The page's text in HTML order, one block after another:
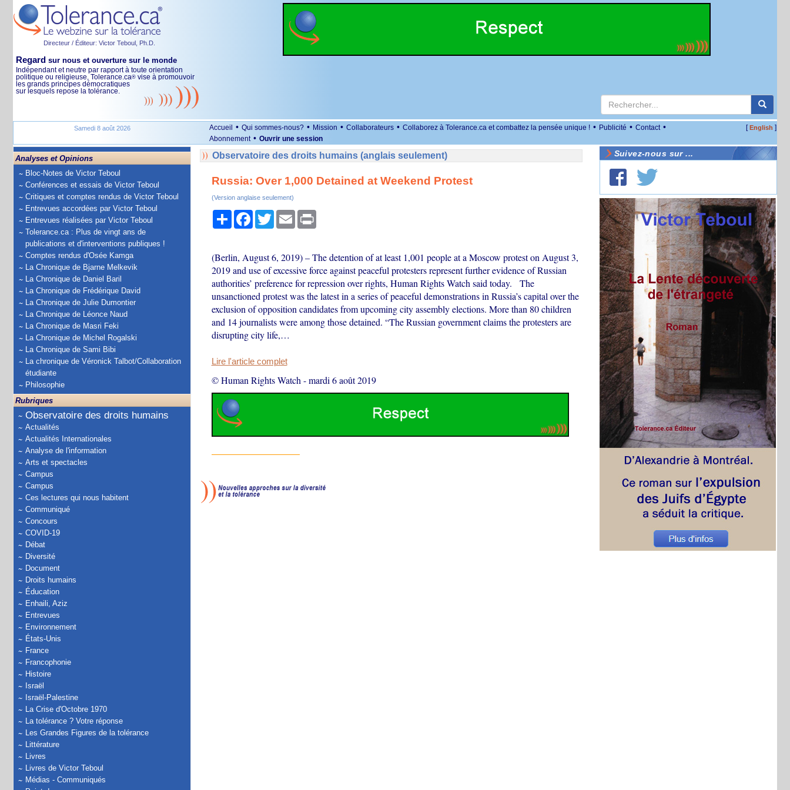
Directeur / Éditeur: Victor Teboul, Ph.D.
Regard sur nous et ouverture sur le monde
Indépendant et neutre par rapport à toute orientation
politique ou religieuse, Tolerance.ca® vise à promouvoir
les grands principes démocratiques
sur lesquels repose la tolérance.
Samedi 8 août 2026 Accueil • Qui sommes-nous? • Mission • Collaborateurs • Collaborez à Tolerance.ca et combattez la pensée unique ! • Publicité • Contact •
Abonnement • Ouvrir une session
[English ]
Analyses et Opinions
Bloc-Notes de Victor Teboul
Conférences et essais de Victor Teboul
Critiques et comptes rendus de Victor Teboul
Entrevues accordées par Victor Teboul
Entrevues réalisées par Victor Teboul
Tolerance.ca : Plus de vingt ans de
publications et d'interventions publiques !
Comptes rendus d'Osée Kamga
La Chronique de Bjarne Melkevik
La Chronique de Daniel Baril
La Chronique de Frédérique David
La Chronique de Julie Dumontier
La Chronique de Léonce Naud
La Chronique de Masri Feki
La Chronique de Michel Rogalski
La Chronique de Sami Bibi
La chronique de Véronick Talbot/Collaboration
étudiante
Philosophie
Rubriques
Observatoire des droits humains
Actualités
Actualités Internationales
Analyse de l'information
Arts et spectacles
Campus
Campus
Ces lectures qui nous habitent
Communiqué
Concours
COVID-19
Débat
Diversité
Document
Droits humains
Éducation
Enhaili, Aziz
Entrevues
Environnement
États-Unis
France
Francophonie
Histoire
Israël
Israël-Palestine
La Crise d'Octobre 1970
La tolérance ? Votre réponse
Les Grandes Figures de la tolérance
Littérature
Livres
Livres de Victor Teboul
Médias - Communiqués
Observatoire des droits humains (anglais seulement)
Russia: Over 1,000 Detained at Weekend Protest
(Version anglaise seulement)
PartagerFacebook
TwitterEmail Print
(Berlin, August 6, 2019) – The detention of at least 1,001 people at a Moscow protest on August 3,
2019 and use of excessive force against peaceful protesters represent further evidence of Russian
authorities’ preference for repression over rights, Human Rights Watch said today. The
unsanctioned protest was the latest in a series of peaceful demonstrations in Russia’s capital over the
exclusion of opposition candidates from upcoming city assembly elections. More than 80 children
and 14 journalists were among those detained. “The Russian government claims the protesters are
disrupting city life,…
Lire l'article complet
© Human Rights Watch -mardi 6 août 2019
Suivez-nous sur ...